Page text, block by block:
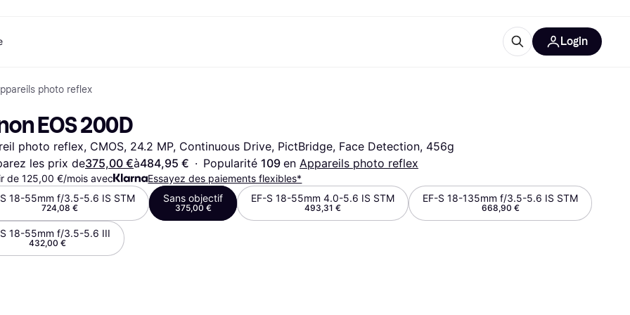
Shopping et récompenses
Explorez les magasins
Abonnement
Compte épargne flex
Compte épargne fixe
Comparez les prix
Beauté
Vêtements
Jouets
Maisons et Intérieurs
Son et Vision
Sports et Plein air
Informatique
Faites-le vous-même
Transports Motorisés
Jardin et Patio
Appareils de Cuisine
Appareils
électroménagers
Livres, Films et Musique
Toutes les catégories
Login
photo reflex
EOS 200D
photo reflex, CMOS, 24.2 MP, Continuous Drive, PictBridge, Face Detection, 456g
les prix de375,00 €à484,95 € · Popularité 109 en Appareils photo reflex
de 125,00 €/mois avec
Essayez des paiements flexibles*
18-55mm f/3.5-5.6 IS STM
724,08 €
Sans objectif
375,00 €
EF-S 18-55mm 4.0-5.6 IS STM
493,31 €
EF-S 18-135mm f/3.5-5.6 IS STM
668,90 €
S 18-55mm f/3.5-5.6 III
432,00 €